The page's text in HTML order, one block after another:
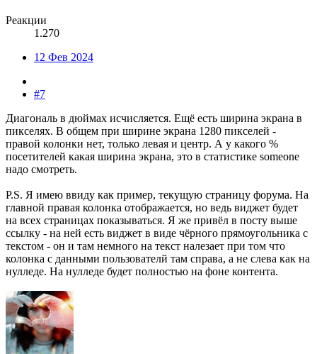
Реакции
1.270
12 Фев 2024
#7
Диагональ в дюймах исчисляется. Ещё есть ширина экрана в
пикселях. В общем при ширине экрана 1280 пикселей -
правой колонки нет, только левая и центр. А у какого %
посетителей какая ширина экрана, это в статистике someone
надо смотреть.
P.S. Я имею ввиду как пример, текущую страницу форума. На
главной правая колонка отображается, но ведь виджет будет
на всех страницах показываться. Я же привёл в посту выше
ссылку - на ней есть виджет в виде чёрного прямоугольника с
текстом - он и там немного на текст налезает при том что
колонка с данными пользователй там справа, а не слева как на
нулледе. На нулледе будет полностью на фоне контента.